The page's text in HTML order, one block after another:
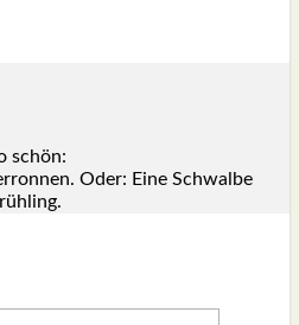
schön:
Oder: Eine Schwal­be